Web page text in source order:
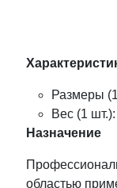
Размеры
Вес (1 шт.):
Назначение
областью